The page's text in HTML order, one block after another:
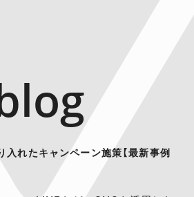
入れたキャンペーン施策【最新事例